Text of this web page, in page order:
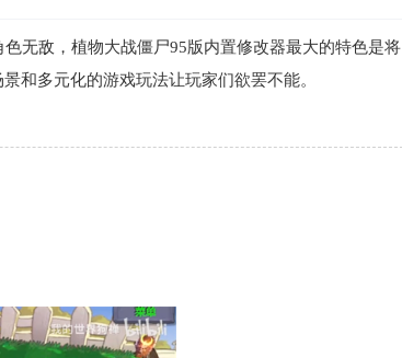
无敌，植物大战僵尸95版内置修改器最大的特色是将
和多元化的游戏玩法让玩家们欲罢不能。